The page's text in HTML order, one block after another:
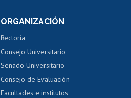
Perfeccionamiento
Evaluación docente
Calificación académica
Postulación al AUCAI
ORGANIZACIÓN
Rectoría
Consejo Universitario
Senado Universitario
Consejo de Evaluación
Facultades e institutos